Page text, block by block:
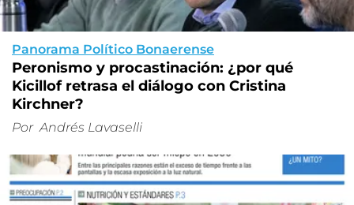
Panorama Político Bonaerense
Peronismo y procastinación: ¿por qué
Kicillof retrasa el diálogo con Cristina
Kirchner?
Por Andrés Lavaselli